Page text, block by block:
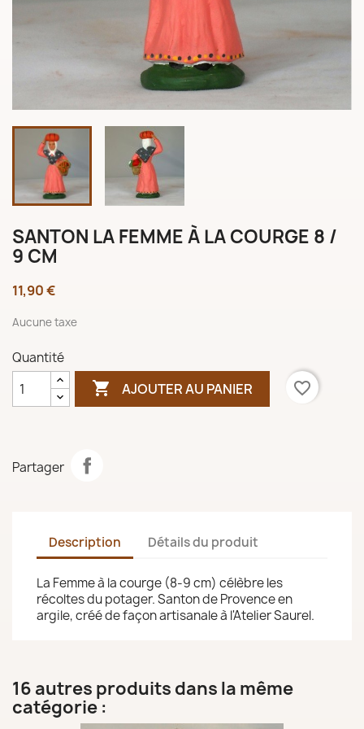
SANTON LA FEMME À LA COURGE 8 /
9 CM
11,90 €
Aucune taxe
Quantité
 AJOUTER AU PANIER favorite_border
Partager
Description Détails du produit
La Femme à la courge (8-9 cm) célèbre les
récoltes du potager. Santon de Provence en
argile, créé de façon artisanale à l'Atelier Saurel.
16 autres produits dans la même
catégorie :